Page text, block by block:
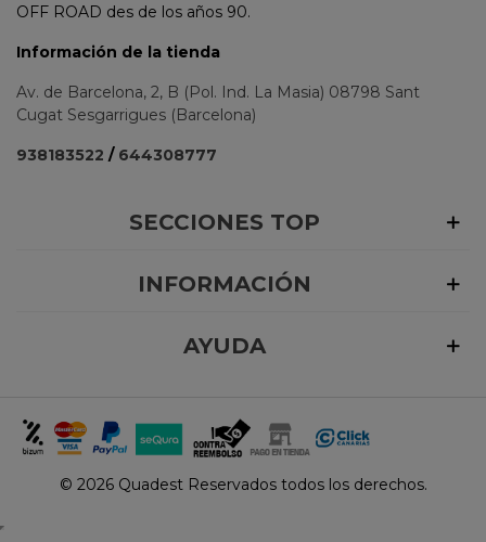
OFF ROAD des de los años 90.
Información de la tienda
Av. de Barcelona, 2, B (Pol. Ind. La Masia) 08798 Sant
Cugat Sesgarrigues (Barcelona)
938183522 / 644308777
SECCIONES TOP
INFORMACIÓN
AYUDA
© 2026 Quadest Reservados todos los derechos.